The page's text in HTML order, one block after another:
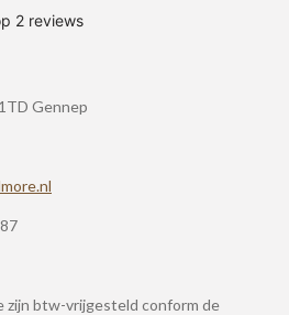
Gennep
zijn btw-vrijgesteld conform de